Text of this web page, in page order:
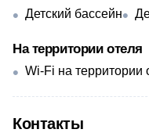
Детский бассейн
На территории отеля
Wi-Fi на территории
Контакты